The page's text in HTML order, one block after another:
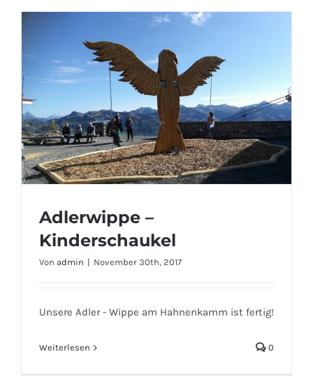
Adlerwippe –
Kinderschaukel
Von admin | November 30th, 2017
Unsere Adler - Wippe am Hahnenkamm ist fertig!
Weiterlesen 0